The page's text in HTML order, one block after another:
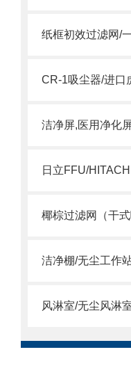
洁净屏,医用净化
椰棕过滤网（干式
洁净棚/无尘工作
风淋室/无尘风淋